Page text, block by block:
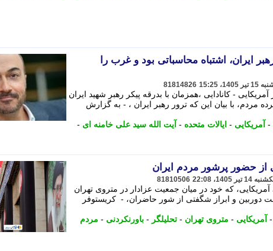
ایران، اشتباه محاسباتی بود و غرب را
81814826
آمریکایی - کانادایی ،همزمان با بدرقه پیکر رهبر شهید ایران
مردم، با بیان این که ترور رهبر ایران ، - به گزارش
- آمریکایی - ایالات متحده - آیت الله سید علی خامنه ای -
از حضور پرشور مردم ایران
81810506
که خود در میان جمعیت عزادار در متروی تهران
دوربین و ابراز شگفتی از شور حاضران، - کریستوفر
- آمریکایی - متروی تهران - تحلیلگر - باورنکردنی - مردم